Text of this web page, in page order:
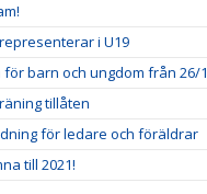
i U19
barn och ungdom från 26/1
tillåten
för ledare och föräldrar
till 2021!